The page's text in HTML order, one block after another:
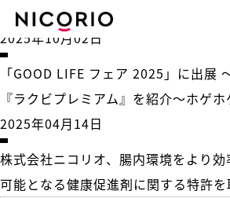
タグ:株式会社ニコリオ
2025年10月02日
「GOOD LIFE フェア 2025」に出展
『ラクビプレミアム』を紹介〜ホゲホ
2025年04月14日
株式会社ニコリオ、腸内環境をより
可能となる健康促進剤に関する特許を